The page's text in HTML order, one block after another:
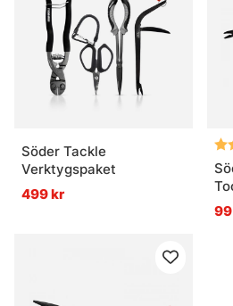
Söder Tackle
Verktygspaket
499 kr